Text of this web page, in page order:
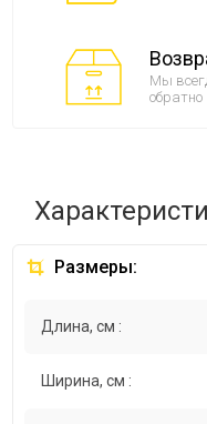
Мы
обратно
Размеры:
Длина, см :
Ширина, см :